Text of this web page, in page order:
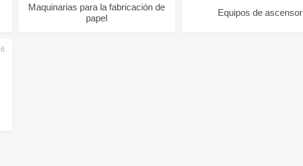
Maquinarias para la fabricación de
papel
Equipos de ascensor